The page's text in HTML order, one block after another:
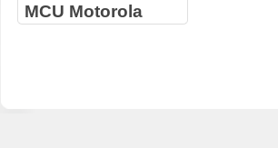
MCU Motorola